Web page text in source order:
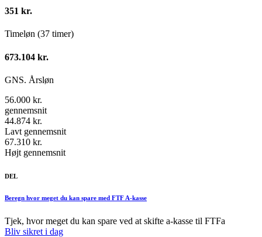
351 kr.
Timeløn (37 timer)
673.104 kr.
GNS. Årsløn
56.000 kr.
gennemsnit
44.874 kr.
Lavt gennemsnit
67.310 kr.
Højt gennemsnit
DEL
Beregn hvor meget du kan spare med FTF A-kasse
Tjek, hvor meget du kan spare ved at skifte a-kasse til FTFa
Bliv sikret i dag